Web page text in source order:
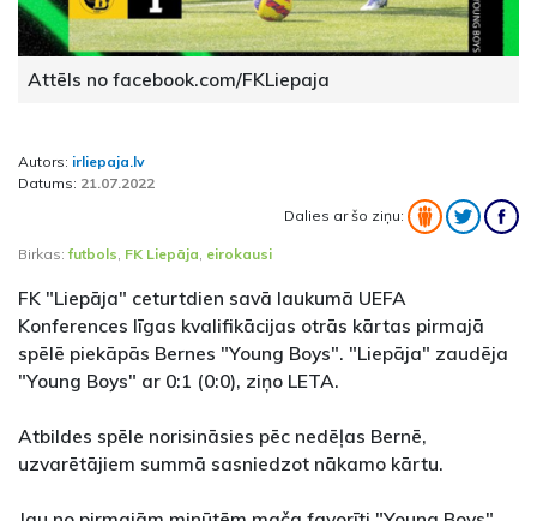
Attēls no facebook.com/FKLiepaja
Autors: irliepaja.lv
Datums: 21.07.2022
Dalies ar šo ziņu:
Birkas:futbols, FK Liepāja, eirokausi
FK "Liepāja" ceturtdien savā laukumā UEFA
Konferences līgas kvalifikācijas otrās kārtas pirmajā
spēlē piekāpās Bernes "Young Boys". "Liepāja" zaudēja
"Young Boys" ar 0:1 (0:0), ziņo LETA.
Atbildes spēle norisināsies pēc nedēļas Bernē,
uzvarētājiem summā sasniedzot nākamo kārtu.